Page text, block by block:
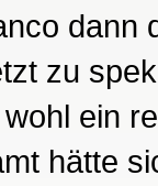
dann
zu
ein
hätte